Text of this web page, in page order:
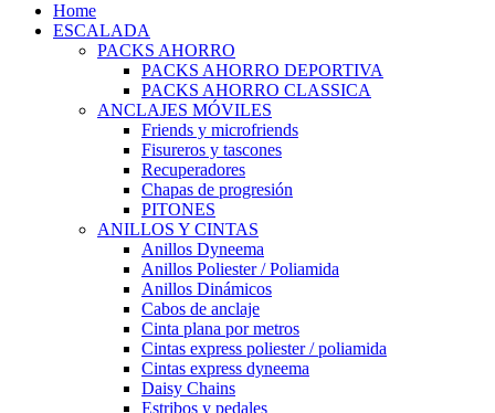
Home
ESCALADA
PACKS AHORRO
PACKS AHORRO DEPORTIVA
PACKS AHORRO CLASSICA
ANCLAJES MÓVILES
Friends y microfriends
Fisureros y tascones
Recuperadores
Chapas de progresión
PITONES
ANILLOS Y CINTAS
Anillos Dyneema
Anillos Poliester / Poliamida
Anillos Dinámicos
Cabos de anclaje
Cinta plana por metros
Cintas express poliester / poliamida
Cintas express dyneema
Daisy Chains
Estribos y pedales